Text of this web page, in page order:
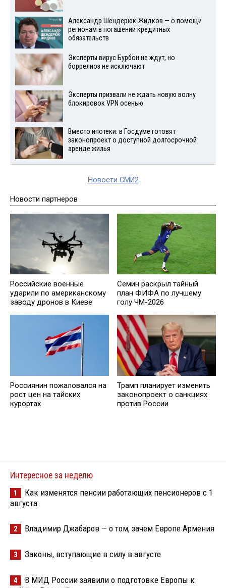
Александр Шендерюк-Жидков — о помощи
регионам в погашении кредитных
обязательств
Эксперты вирус Бурбон не ждут, но
боррелиоз не исключают
Эксперты призвали не ждать новую волну
блокировок VPN осенью
Вместо ипотеки: в Госдуме готовят
законопроект о доступной долгосрочной
аренде жилья
Новости СМИ2
Новости партнеров
Российские военные
ударили по американскому
заводу дронов в Киеве
Семин раскрыл тайный
план ФИФА по лучшему
голу ЧМ-2026
Россиянин пожаловался на
рост цен на тайских
курортах
Трамп планирует изменить
законопроект о санкциях
против России
Интересное за неделю
1
Как изменятся пенсии работающих пенсионеров с 1
августа
2 Владимир Джабаров — о том, зачем Европе Армения
3 Законы, вступающие в силу в августе
4
В МИД России заявили о подготовке Европы к